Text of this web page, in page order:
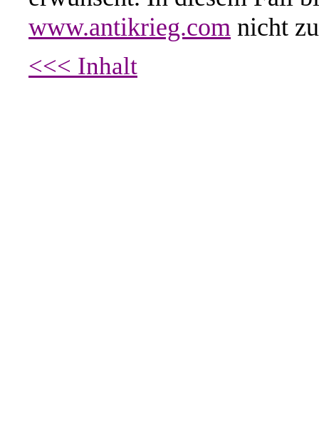
www.antikrieg.com nicht
<<< Inhalt